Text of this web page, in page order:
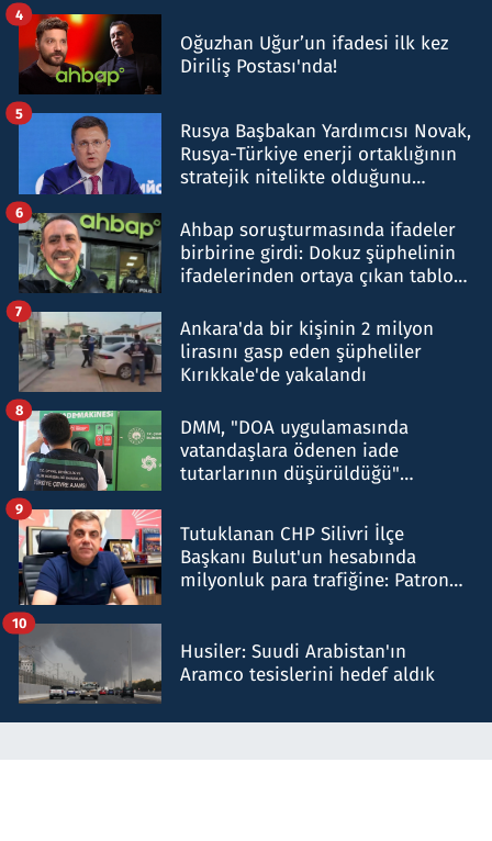
Oğuzhan Uğur’un ifadesi ilk kez
Diriliş Postası'nda!
4
Rusya Başbakan Yardımcısı Novak,
Rusya-Türkiye enerji ortaklığının
stratejik nitelikte olduğunu
5
Ahbap soruşturmasında ifadeler
birbirine girdi: Dokuz şüphelinin
ifadelerinden ortaya çıkan tablo
6
Ankara'da bir kişinin 2 milyon
lirasını gasp eden şüpheliler
Kırıkkale'de yakalandı
7
DMM, "DOA uygulamasında
vatandaşlara ödenen iade
tutarlarının düşürüldüğü"
8
Tutuklanan CHP Silivri İlçe
Başkanı Bulut'un hesabında
milyonluk para trafiğine: Patron
9
Husiler: Suudi Arabistan'ın
Aramco tesislerini hedef aldık
10